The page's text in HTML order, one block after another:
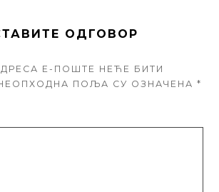
ОДГОВОР
Е-ПОШТЕ НЕЋЕ БИТИ
ПОЉА СУ ОЗНАЧЕНА *